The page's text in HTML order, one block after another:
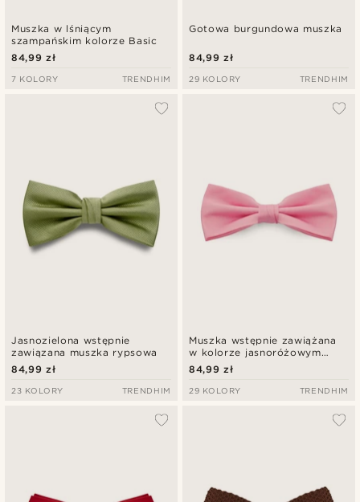
Muszka w lśniącym
szampańskim kolorze Basic
84,99 zł
7 KOLORY TRENDHIM
Gotowa burgundowa muszka
84,99 zł
29 KOLORY TRENDHIM
Jasnozielona wstępnie
zawiązana muszka rypsowa
84,99 zł
23 KOLORY TRENDHIM
Muszka wstępnie zawiążana
w kolorze jasnoróżowym
Basic
84,99 zł
29 KOLORY TRENDHIM